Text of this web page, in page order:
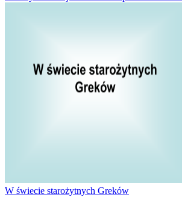
W świecie starożytnych Greków